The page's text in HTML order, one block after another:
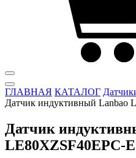
ГЛАВНАЯ КАТАЛОГ
Датчик индуктивный Lanbao
Датчик
LE80XZSF40EPC-